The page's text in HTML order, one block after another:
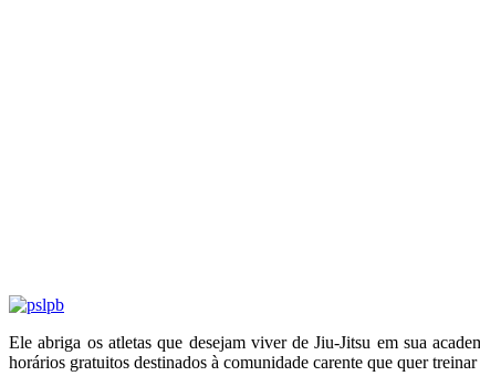
Ele abriga os atletas que desejam viver de Jiu-Jitsu em sua
horários gratuitos destinados à comunidade carente que quer